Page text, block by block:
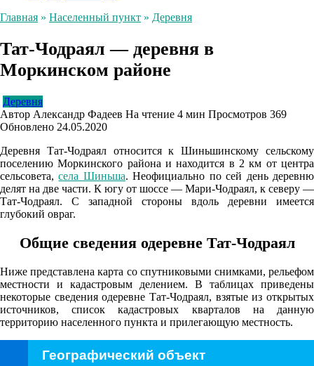
Главная » Населенный пункт » Деревня
Тат-Чодраял — деревня в
Моркинском районе
Деревня
Автор Александр Фадеев На чтение 4 мин Просмотров 369
Обновлено 24.05.2020
Деревня Тат-Чодраял относится к Шиньшинскому сельскому
поселению Моркинского района и находится в 2 км от центра
сельсовета,села Шиньша. Неофициально по сей день деревню
делят на две части. К югу от шоссе — Мари-Чодраял, к северу —
Тат-Чодраял. С западной стороны вдоль деревни имеется
глубокий овраг.
Общие сведения одеревне Тат-Чодраял
Ниже представлена карта со спутниковыми снимками, рельефом
местности и кадастровым делением. В таблицах приведены
некоторые сведения одеревне Тат-Чодраял, взятые из открытых
источников, список кадастровых кварталов на данную
территорию населенного пункта и прилегающую местность.
Географический объект